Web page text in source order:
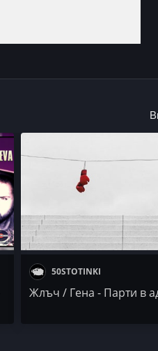
50STOTINKI
Жлъч / Гена - Парти в